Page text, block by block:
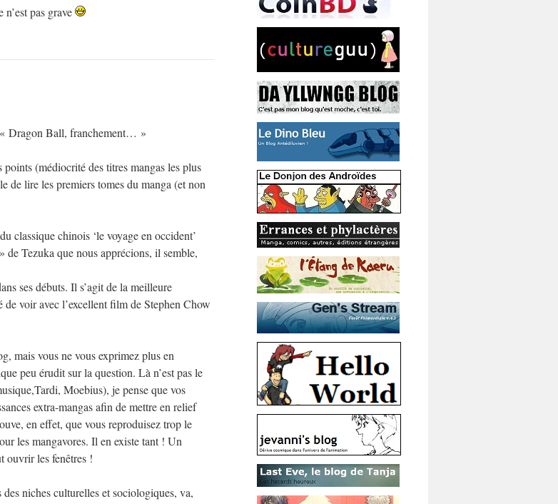
pas grave
« Dragon Ball, franchement… »
(médiocrité des titres mangas les plus
de lire les premiers tomes du manga (et non
classique chinois ‘le voyage en occident’
Tezuka que nous apprécions, il semble,
ses débuts. Il s’agit de la meilleure
voir avec l’excellent film de Stephen Chow
mais vous ne vous exprimez plus en
peu érudit sur la question. Là n’est pas le
Moebius), je pense que vos
extra-mangas afin de mettre en relief
en effet, que vous reproduisez trop le
les mangavores. Il en existe tant ! Un
ouvrir les fenêtres !
niches culturelles et sociologiques, va,